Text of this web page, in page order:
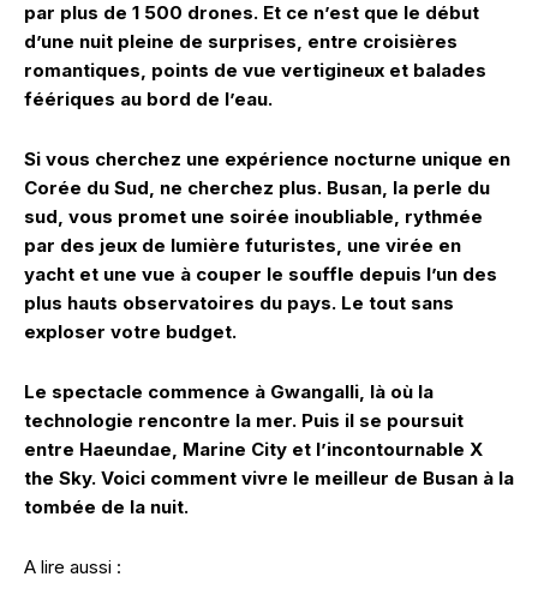
par plus de 1 500 drones. Et ce n’est que le début
d’une nuit pleine de surprises, entre croisières
romantiques, points de vue vertigineux et balades
féériques au bord de l’eau.
Si vous cherchez une expérience nocturne unique en
Corée du Sud, ne cherchez plus. Busan, la perle du
sud, vous promet une soirée inoubliable, rythmée
par des jeux de lumière futuristes, une virée en
yacht et une vue à couper le souffle depuis l’un des
plus hauts observatoires du pays. Le tout sans
exploser votre budget.
Le spectacle commence à Gwangalli, là où la
technologie rencontre la mer. Puis il se poursuit
entre Haeundae, Marine City et l’incontournable X
the Sky. Voici comment vivre le meilleur de Busan à la
tombée de la nuit.
A lire aussi :